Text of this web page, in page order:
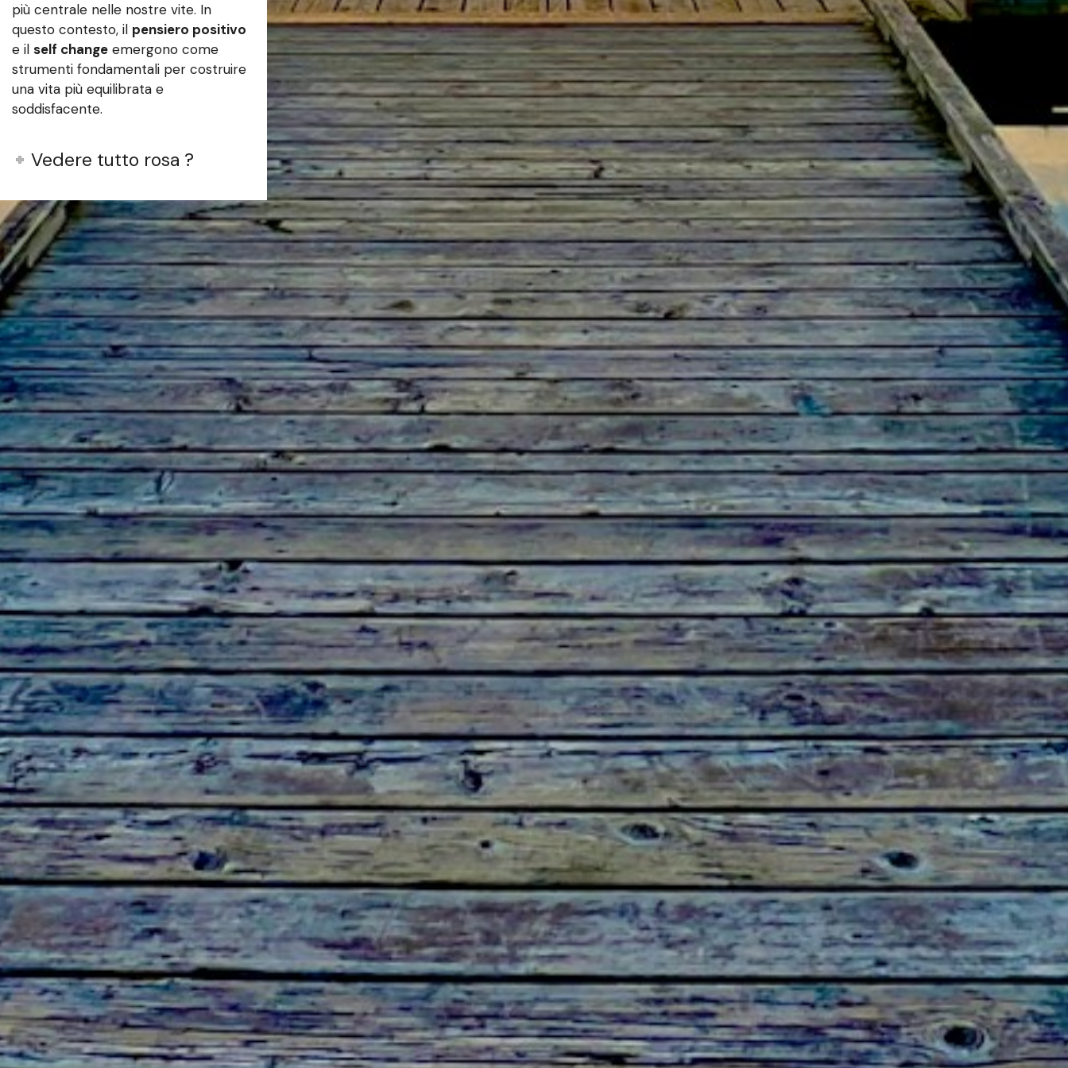
più centrale nelle nostre vite. In
questo contesto, il pensiero positivo
e il self change emergono come
strumenti fondamentali per costruire
una vita più equilibrata e
soddisfacente.
Vedere tutto rosa ?